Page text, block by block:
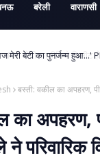
बरेली वाराणसी
मेरी बेटी का पुनर्जन्म हुआ...'
बस्ती: वकील का अपहरण,
का अपहरण,
परिवारिक